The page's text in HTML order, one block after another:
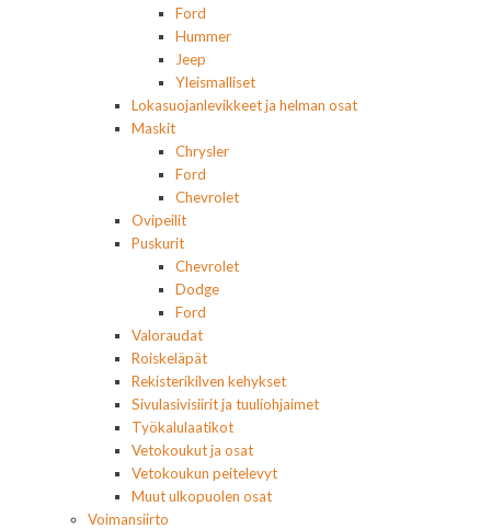
Ford
Hummer
Jeep
Yleismalliset
Lokasuojanlevikkeet ja helman osat
Maskit
Chrysler
Ford
Chevrolet
Ovipeilit
Puskurit
Chevrolet
Dodge
Ford
Valoraudat
Roiskeläpät
Rekisterikilven kehykset
Sivulasivisiirit ja tuuliohjaimet
Työkalulaatikot
Vetokoukut ja osat
Vetokoukun peitelevyt
Muut ulkopuolen osat
Voimansiirto